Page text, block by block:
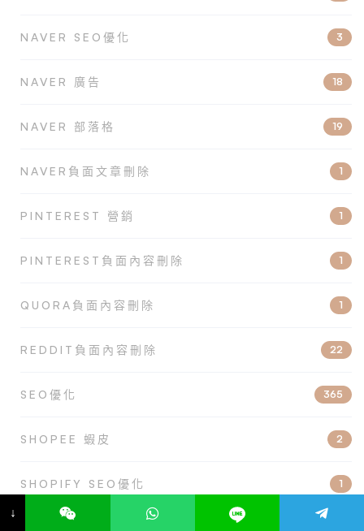
NAVER SEO優化 3
NAVER 廣告 18
NAVER 部落格 19
NAVER負面文章刪除 1
PINTEREST 營銷 1
PINTEREST負面內容刪除 1
QUORA負面內容刪除 1
REDDIT負面內容刪除 22
SEO優化 365
SHOPEE 蝦皮 2
SHOPIFY SEO優化 1
↓